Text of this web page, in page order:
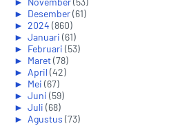
► Desember(61)
► 2024 (860)
► Januari (61)
► Februari (53)
► Maret(78)
► April(42)
► Mei (67)
► Juni (59)
► Juli (68)
► Agustus (73)